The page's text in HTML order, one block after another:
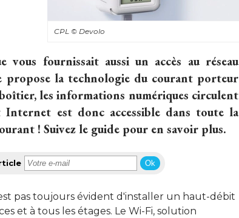
CPL © Devolo
fournissait aussi un accès au réseau
propose la technologie du courant porteur
les informations numériques circulent
Internet est donc accessible dans toute la
! Suivez le guide pour en savoir plus.
Ok
pas toujours évident d'installer un haut-débit
et à tous les étages. Le Wi-Fi, solution